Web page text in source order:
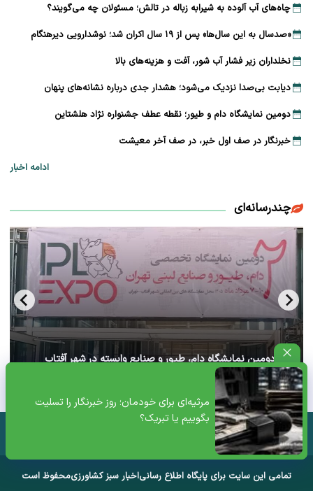
مرثیه‌ای برای خودمان؛ روز خبرنگار را تسلیت
بگوییم یا تبریک؟
چاه‌های آب آلوده به شیرابه زباله در تالش؛ مسئولان چه می‌گویند؟
«صدسال به این سال‌ها» پس از ۱۹ سال اکران شد؛ نوشدارویی دیرهنگام
نخلداران زیر فشار آب شور، آفت و هزینه‌های بالا
دیابت بی‌صدا نزدیک می‌شود؛ هشدار جدی درباره نشانه‌های پنهان
دومین نمایشگاه دام و طیور؛ نقطه عطف جشنواره نژاد هلشتاین
خبرنگار در صف اول خبر، در صف آخر معیشت
ادامه اخبار
چندرسانه‌ای
آغاز دومین نمایشگاه دام، طیور و صنایع وابسته در شهر آفتاب
تهران+ ویدئو
تمامی این سایت برای پایگاه اطلاع رسانیاخبار سبز کشاورزیمحفوظ است